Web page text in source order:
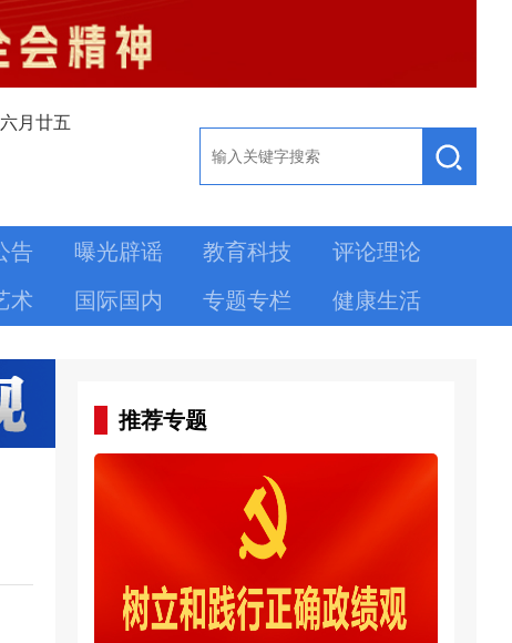
六月廿五
告 曝光辟谣 教育科技
评论理论
术 国际国内 专题专栏 健康生活
推荐专题